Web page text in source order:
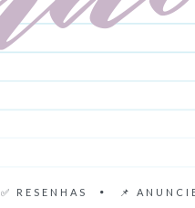
✅ RESENHAS 📌